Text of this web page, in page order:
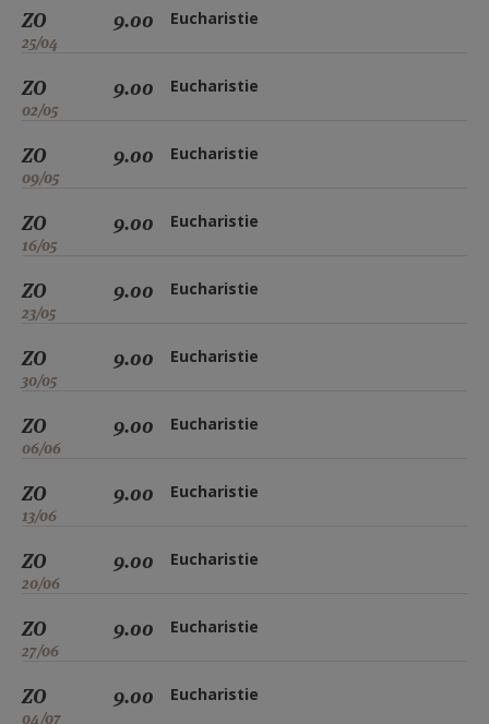
ZO
25/04
9.00 Eucharistie
ZO
02/05
9.00 Eucharistie
ZO
09/05
9.00 Eucharistie
ZO
16/05
9.00 Eucharistie
ZO
23/05
9.00 Eucharistie
ZO
30/05
9.00 Eucharistie
ZO
06/06
9.00 Eucharistie
ZO
13/06
9.00 Eucharistie
ZO
20/06
9.00 Eucharistie
ZO
27/06
9.00 Eucharistie
ZO
04/07
9.00 Eucharistie